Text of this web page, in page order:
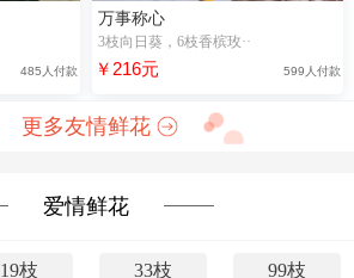
485人付款
万事称心
3枝向日葵，6枝香槟玫··
￥216元 599人付款
更多友情鲜花
爱情鲜花
19枝 33枝 99枝